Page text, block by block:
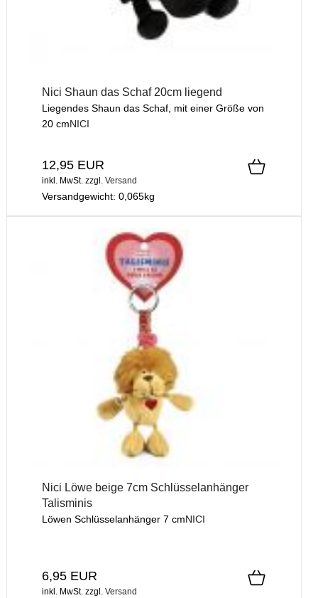
Nici Shaun das Schaf 20cm liegend
Liegendes Shaun das Schaf, mit einer Größe von
20 cmNICI
12,95 EUR
inkl. MwSt. zzgl. Versand
Versandgewicht: 0,065kg
Nici Löwe beige 7cm Schlüsselanhänger
Talisminis
Löwen Schlüsselanhänger 7 cmNICI
6,95 EUR
inkl. MwSt. zzgl. Versand